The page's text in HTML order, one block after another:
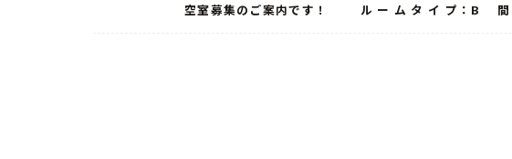
空室募集のご案内です！ ル ー ム タ イ